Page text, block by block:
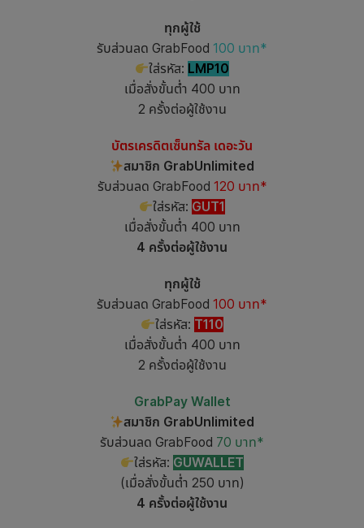
ทุกผู้ใช้
รับส่วนลด GrabFood 100 บาท*
ใส่รหัส: LMP10
เมื่อสั่งขั้นต่ำ 400 บาท
2 ครั้งต่อผู้ใช้งาน
บัตรเครดิตเซ็นทรัล เดอะวัน
สมาชิก GrabUnlimited
รับส่วนลด GrabFood 120 บาท*
ใส่รหัส: GUT1
เมื่อสั่งขั้นต่ำ 400 บาท
4 ครั้งต่อผู้ใช้งาน
ทุกผู้ใช้
รับส่วนลด GrabFood 100 บาท*
ใส่รหัส: T110
เมื่อสั่งขั้นต่ำ 400 บาท
2 ครั้งต่อผู้ใช้งาน
GrabPay Wallet
สมาชิก GrabUnlimited
รับส่วนลด GrabFood 70 บาท*
ใส่รหัส: GUWALLET
(เมื่อสั่งขั้นต่ำ 250 บาท)
4 ครั้งต่อผู้ใช้งาน